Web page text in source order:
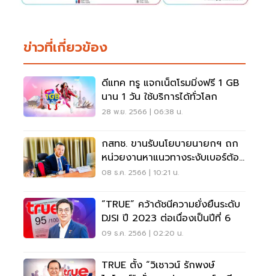
ข่าวที่เกี่ยวข้อง
ดีแทค ทรู แจกเน็ตโรมมิ่งฟรี 1 GB
นาน 1 วัน ใช้บริการได้ทั่วโลก
28 พ.ย. 2566 | 06:38 น.
กสทช. ขานรับนโยบายนายกฯ ถก
หน่วยงานหาแนวทางระงับเบอร์ต้อง
สงสัย
08 ธ.ค. 2566 | 10:21 น.
“TRUE” คว้าดัชนีความยั่งยืนระดับ
DJSI ปี 2023 ต่อเนื่องเป็นปีที่ 6
09 ธ.ค. 2566 | 02:20 น.
TRUE ตั้ง “วิเชาวน์ รักพงษ์